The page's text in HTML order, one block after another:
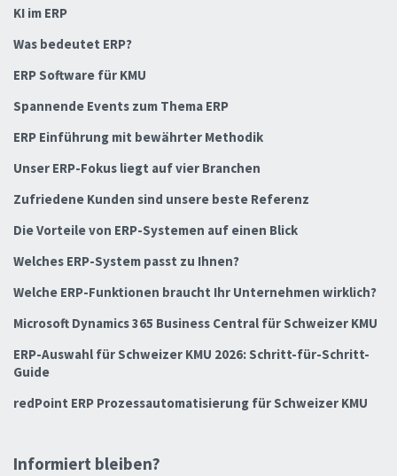
KI im ERP
Was bedeutet ERP?
ERP Software für KMU
Spannende Events zum Thema ERP
ERP Einführung mit bewährter Methodik
Unser ERP-Fokus liegt auf vier Branchen
Zufriedene Kunden sind unsere beste Referenz
Die Vorteile von ERP-Systemen auf einen Blick
Welches ERP-System passt zu Ihnen?
Welche ERP-Funktionen braucht Ihr Unternehmen wirklich?
Microsoft Dynamics 365 Business Central für Schweizer KMU
ERP-Auswahl für Schweizer KMU 2026: Schritt-für-Schritt-
Guide
redPoint ERP Prozessautomatisierung für Schweizer KMU
Informiert bleiben?